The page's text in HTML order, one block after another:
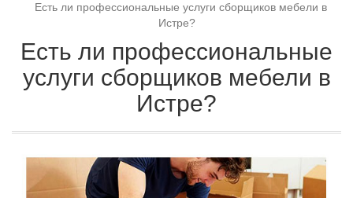
Есть ли профессиональные услуги сборщиков мебели в
Истре?
Есть ли профессиональные
услуги сборщиков мебели в
Истре?